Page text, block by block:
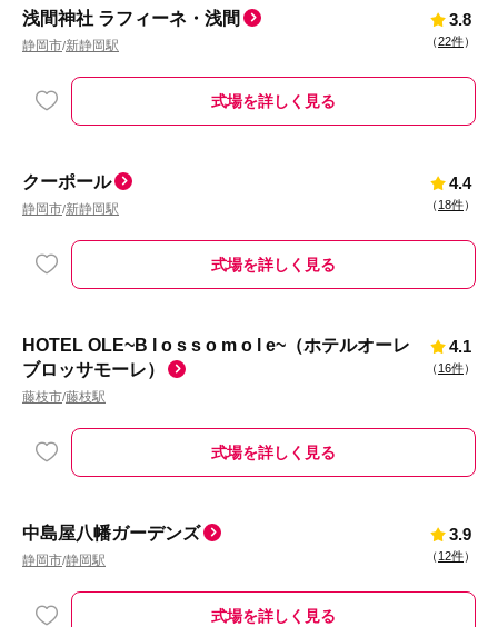
浅間神社 ラフィーネ・浅間
静岡市/新静岡駅
3.8
（22件）
式場を詳しく見る
クーポール
静岡市/新静岡駅
4.4
（ 18件）
式場を詳しく見る
HOTEL OLE~B l o s s o m o l e~（ホテルオーレ
ブロッサモーレ）
藤枝市/藤枝駅
4.1
（ 16件）
式場を詳しく見る
中島屋八幡ガーデンズ
静岡市/静岡駅
3.9
（ 12件）
式場を詳しく見る